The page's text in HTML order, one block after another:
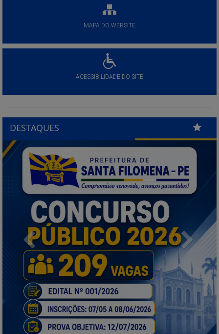
MAPA DO WEBSITE
ACESSIBILIDADE DO SITE
DESTAQUES
Previous Next